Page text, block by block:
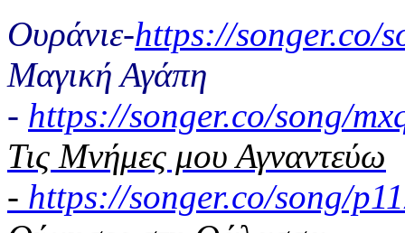
Ουράνιε-https://songer.co/
Μαγική Αγάπη
- https://songer.co/song/
Τις Μνήμες μου Αγναντεύω
- https://songer.co/song/